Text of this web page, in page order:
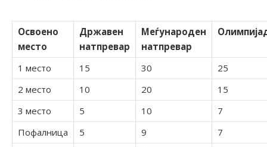
Освоено
место
Државен
натпревар
Меѓународен
натпревар
1 место 15 30
25
2 место
10 20
15
3 место
5 10
7
Пофалница
5 9
7